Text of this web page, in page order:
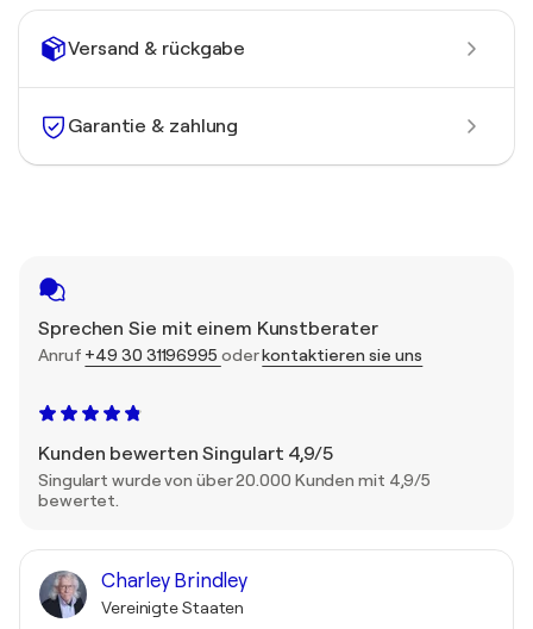
Versand & rückgabe
Garantie & zahlung
Sprechen Sie mit einem Kunstberater
Anruf +49 30 31196995 oderkontaktieren sie uns
Kunden bewerten Singulart 4,9/5
Singulart wurde von über 20.000 Kunden mit 4,9/5
bewertet.
Charley Brindley
Vereinigte Staaten